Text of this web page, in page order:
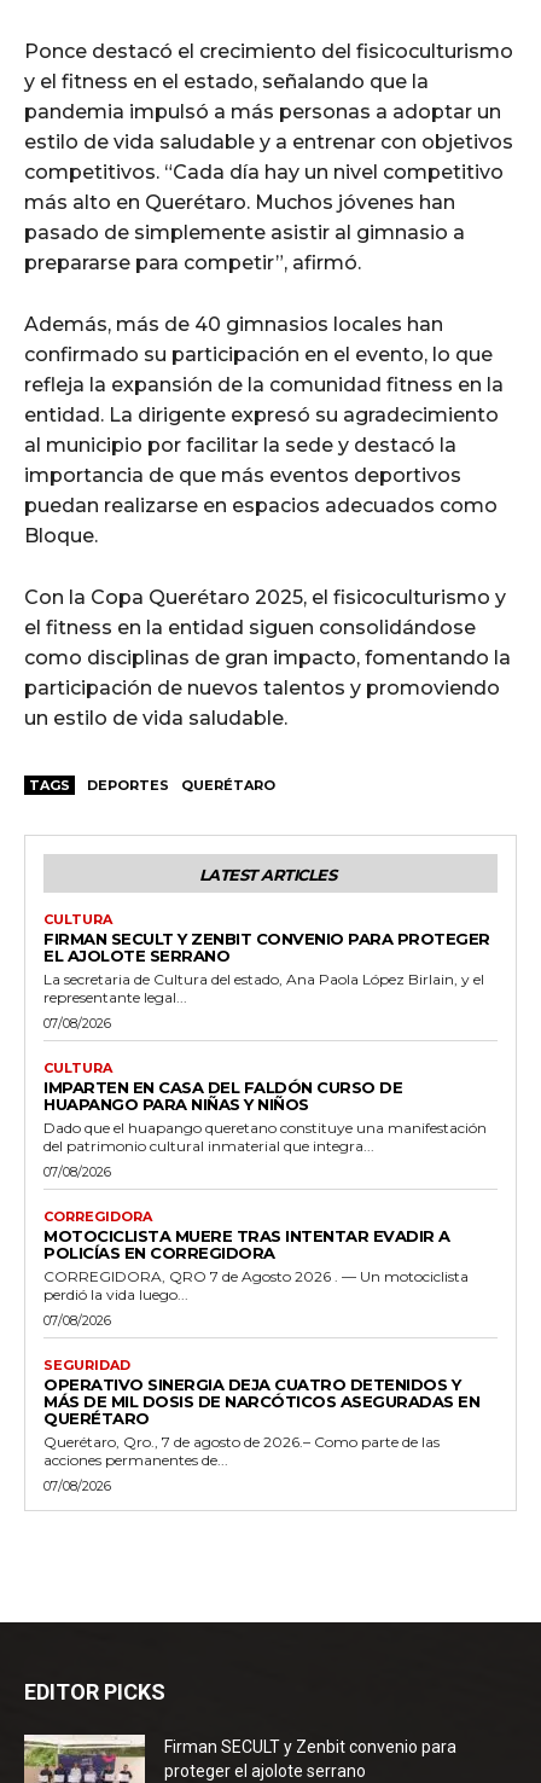
Ponce destacó el crecimiento del fisicoculturismo
y el fitness en el estado, señalando que la
pandemia impulsó a más personas a adoptar un
estilo de vida saludable y a entrenar con objetivos
competitivos. “Cada día hay un nivel competitivo
más alto en Querétaro. Muchos jóvenes han
pasado de simplemente asistir al gimnasio a
prepararse para competir”, afirmó.
Además, más de 40 gimnasios locales han
confirmado su participación en el evento, lo que
refleja la expansión de la comunidad fitness en la
entidad. La dirigente expresó su agradecimiento
al municipio por facilitar la sede y destacó la
importancia de que más eventos deportivos
puedan realizarse en espacios adecuados como
Bloque.
Con la Copa Querétaro 2025, el fisicoculturismo y
el fitness en la entidad siguen consolidándose
como disciplinas de gran impacto, fomentando la
participación de nuevos talentos y promoviendo
un estilo de vida saludable.
TAGS DEPORTES QUERÉTARO
LATEST ARTICLES
CULTURA
FIRMAN SECULT Y ZENBIT CONVENIO PARA PROTEGER
EL AJOLOTE SERRANO
La secretaria de Cultura del estado, Ana Paola López Birlain, y el
representante legal...
07/08/2026
CULTURA
IMPARTEN EN CASA DEL FALDÓN CURSO DE
HUAPANGO PARA NIÑAS Y NIÑOS
Dado que el huapango queretano constituye una manifestación
del patrimonio cultural inmaterial que integra...
07/08/2026
CORREGIDORA
MOTOCICLISTA MUERE TRAS INTENTAR EVADIR A
POLICÍAS EN CORREGIDORA
CORREGIDORA, QRO 7 de Agosto 2026 . — Un motociclista
perdió la vida luego...
07/08/2026
SEGURIDAD
OPERATIVO SINERGIA DEJA CUATRO DETENIDOS Y
MÁS DE MIL DOSIS DE NARCÓTICOS ASEGURADAS EN
QUERÉTARO
Querétaro, Qro., 7 de agosto de 2026.– Como parte de las
acciones permanentes de...
07/08/2026
EDITOR PICKS
Firman SECULT y Zenbit convenio para
proteger el ajolote serrano